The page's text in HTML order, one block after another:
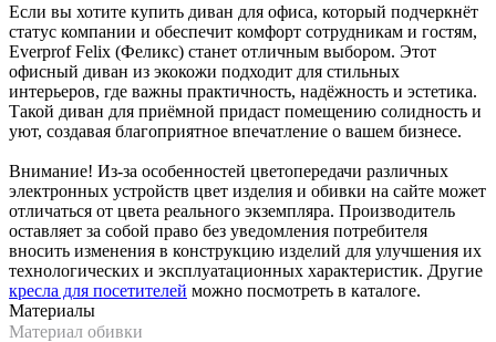
Если вы хотите купить диван для офиса, который подчеркнёт
статус компании и обеспечит комфорт сотрудникам и гостям,
Everprof Felix (Феликс) станет отличным выбором. Этот
офисный диван из экокожи подходит для стильных
интерьеров, где важны практичность, надёжность и эстетика.
Такой диван для приёмной придаст помещению солидность и
уют, создавая благоприятное впечатление о вашем бизнесе.
Внимание! Из-за особенностей цветопередачи различных
электронных устройств цвет изделия и обивки на сайте может
отличаться от цвета реального экземпляра. Производитель
оставляет за собой право без уведомления потребителя
вносить изменения в конструкцию изделий для улучшения их
технологических и эксплуатационных характеристик. Другие
кресла для посетителей можно посмотреть в каталоге.
Материалы
Материал обивки